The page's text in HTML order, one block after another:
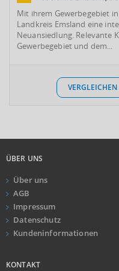
Mit ihrem Gewerbegebiet
Landkreis Emsland eine
Neuansiedlung. Relevante
Gewerbegebiet und dem...
VERGLEICHEN
ÜBER UNS
Über uns
AGB
Impressum
Datenschutz
Kundeninformationen
KONTAKT